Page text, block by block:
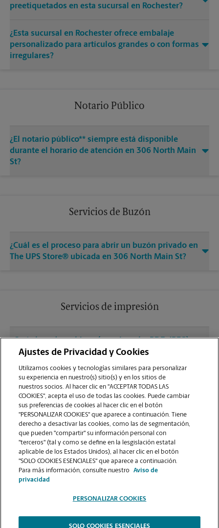
preetiquetados en esta sucursal en Rochester?
¿Esta sucursal en Rochester ofrece embalaje
personalizado para artículos grandes o con formas
irregulares?
Notario Público
¿El notario público** siempre está disponible
durante el horario de atención en 306 North Main
St?
Servicios de Buzón
¿Cuál es el proceso para abrir un buzón privado en
The UPS Store® ubicada en 306 North Main St?
Servicios de impresión
¿Qué clase de archivos (por ejemplo, PDF, JPEG)
debo usar para enviar a imprimir documentos en
¿Puedo terminar un trabajo de impresión
(laminado, encuadernado o engrapado) en la
sucursal ubicada en 306 North Main St?
¿La sucursal de Rochester ofrece servicios de
impresión de gran formato como pancartas,
carteles o planos?
Ajustes de Privacidad y Cookies
Utilizamos cookies y tecnologías similares para personalizar
su experiencia en nuestro(s) sitio(s) y en los sitios de
nuestros socios. Al hacer clic en "ACCEPTAR TODAS LAS
COOKIES", acepta el uso de todas las cookies. Puede cambiar
sus preferencias de cookies al hacer clic en el botón
"PERSONALIZAR COOKIES" que aparece a continuación. Tiene
derecho a desactivar las cookies, como las de segmentación,
que pueden "compartir" su información personal con
"terceros" (tal y como se define en la lesgislación estatal
aplicable de los Estados Unidos), al hacer clic en el botón
"SOLO COOKIES ESENCIALES" que aparece a continuación.
Para más información, consulte nuestro
Aviso de
privacidad
PERSONALIZAR COOKIES
SOLO COOKIES ESENCIALES